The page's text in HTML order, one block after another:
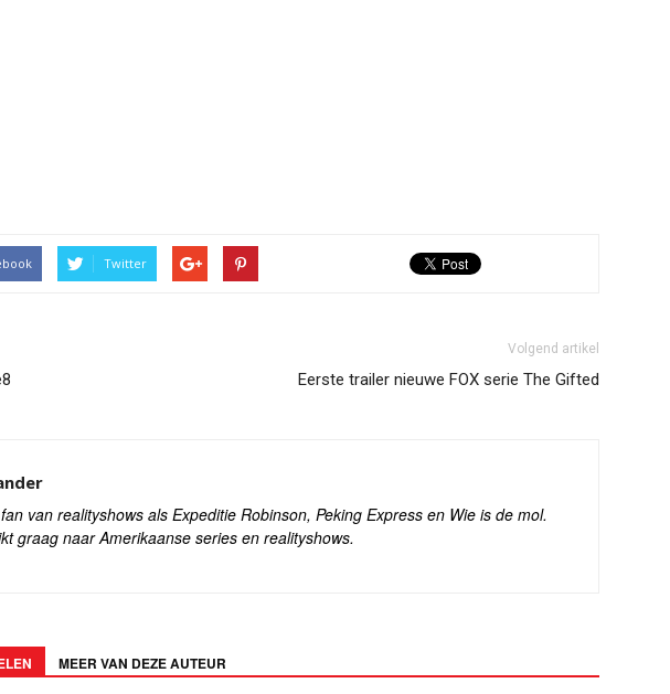
Twitter
Volgend artikel
Eerste trailer nieuwe FOX serie The Gifted
van realityshows als Expeditie Robinson, Peking Express en Wie is de mol.
graag naar Amerikaanse series en realityshows.
MEER VAN DEZE AUTEUR